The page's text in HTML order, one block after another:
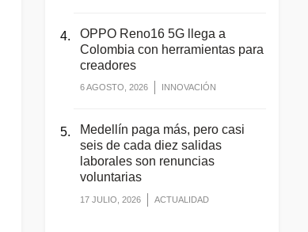
OPPO Reno16 5G llega a
Colombia con herramientas para
creadores
6 AGOSTO, 2026 INNOVACIÓN
Medellín paga más, pero casi
seis de cada diez salidas
laborales son renuncias
voluntarias
17 JULIO, 2026 ACTUALIDAD